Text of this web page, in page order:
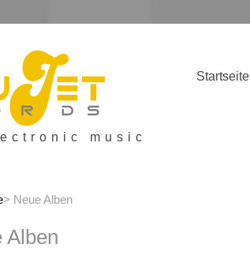
music
Startseite
> Neue Alben
Alben